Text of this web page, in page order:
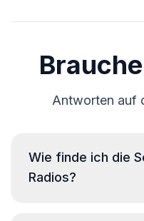
Antworten auf
Wie finde ich die
Radios?